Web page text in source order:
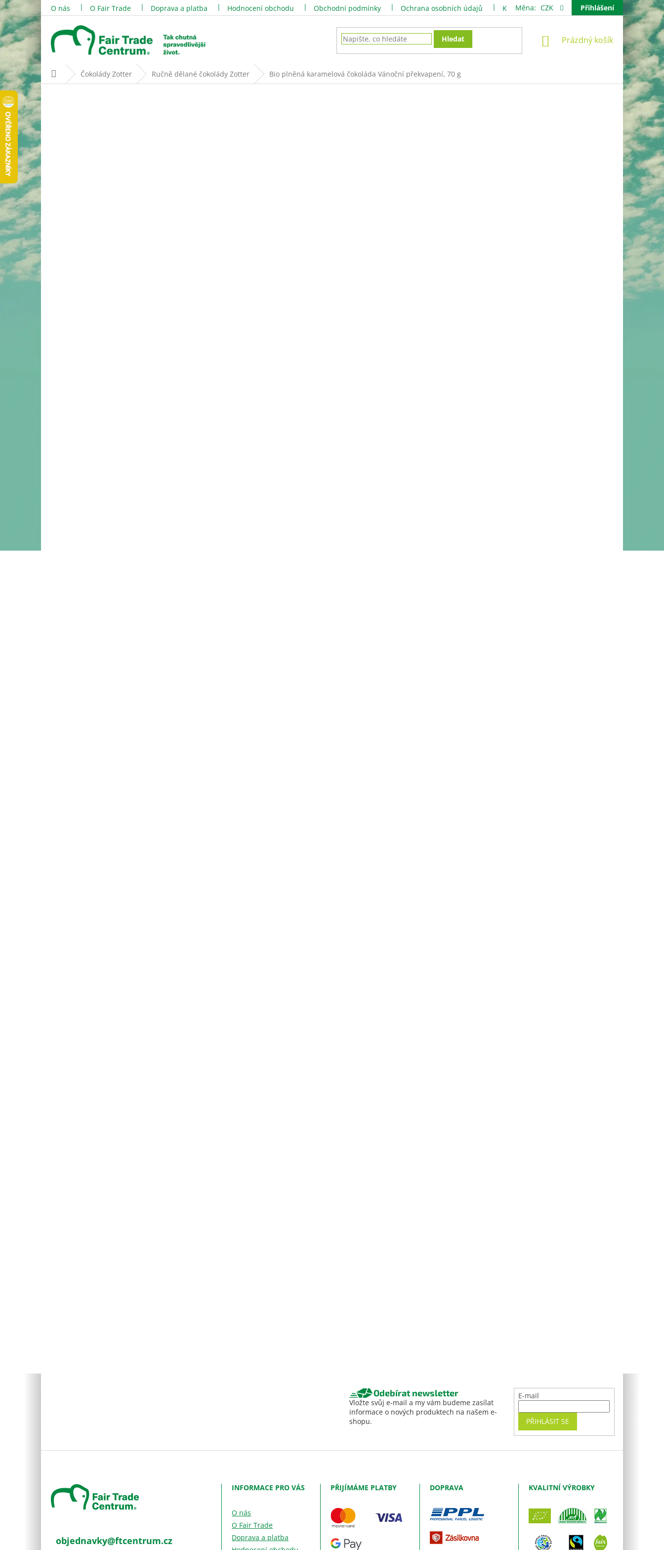
Přejít
na
obsah
O nás O Fair Trade Doprava a platba Hodnocení obchodu Obchodní podmínky Ochrana osobních údajů Kontakty
Měna: CZK Přihlášení
Hledat
NÁKUPNÍ
Prázdný košík
Domů Čokolády Zotter Ručně dělané čokolády Zotter Bio plněná karamelová čokoláda Vánoční překvapení, 70 g
Odebírat newsletter
Vložte svůj e-mail a my vám budeme zasílat
informace o nových produktech na našem e-
shopu.
E-mail
PŘIHLÁSIT SE
objednavky@ftcentrum.cz
INFORMACE PRO VÁS
O nás
O Fair Trade
Doprava a platba
PŘIJÍMÁME PLATBY DOPRAVA KVALITNÍ VÝROBKY